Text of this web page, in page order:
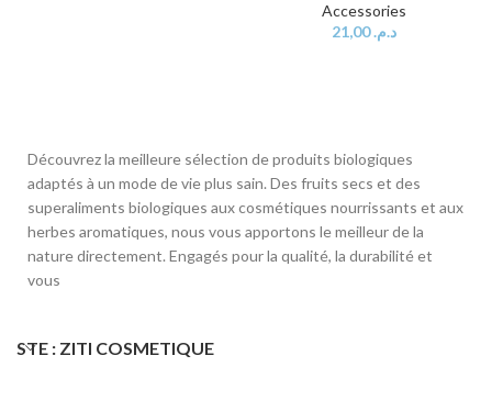
Accessories
د.م.21,00
Découvrez la meilleure sélection de produits biologiques
adaptés à un mode de vie plus sain. Des fruits secs et des
superaliments biologiques aux cosmétiques nourrissants et aux
herbes aromatiques, nous vous apportons le meilleur de la
nature directement. Engagés pour la qualité, la durabilité et
vous
STE : ZITI COSMETIQUE